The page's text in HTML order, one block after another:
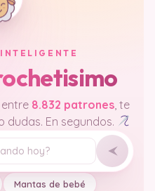
8.832 patrones , te
dudas. En segundos.
Mantas de bebé